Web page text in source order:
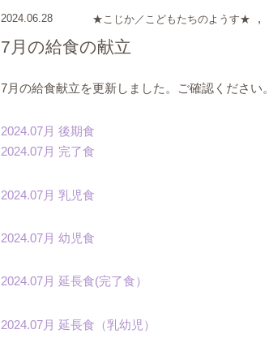
2024.06.28 ★こじか／こどもたちのようす★ ,
7月の給食の献立
7月の給食献立を更新しました。ご確認ください。
2024.07月 後期食
2024.07月 完了食
2024.07月 乳児食
2024.07月 幼児食
2024.07月 延長食(完了食）
2024.07月 延長食（乳幼児）